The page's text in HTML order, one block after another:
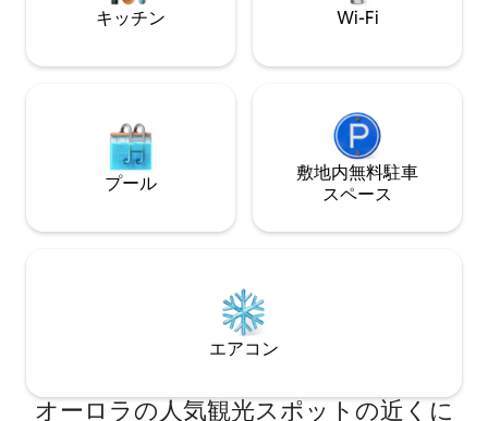
キッチン Wi-Fi
プール
敷地内無料駐⁠車
ス⁠ペ⁠ー⁠ス
エアコン
オーロラの人気観光スポットの近くに